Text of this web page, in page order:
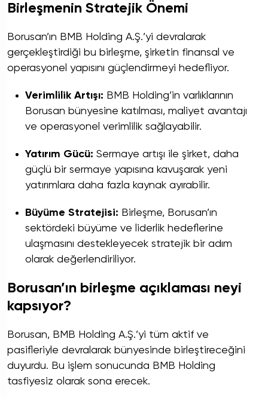
Birleşmenin Stratejik Önemi
Borusan’ın BMB Holding A.Ş.’yi devralarak
gerçekleştirdiği bu birleşme, şirketin finansal ve
operasyonel yapısını güçlendirmeyi hedefliyor.
Verimlilik Artışı: BMB Holding’in varlıklarının
Borusan bünyesine katılması, maliyet avantajı
ve operasyonel verimlilik sağlayabilir.
Yatırım Gücü: Sermaye artışı ile şirket, daha
güçlü bir sermaye yapısına kavuşarak yeni
yatırımlara daha fazla kaynak ayırabilir.
Büyüme Stratejisi: Birleşme, Borusan’ın
sektördeki büyüme ve liderlik hedeflerine
ulaşmasını destekleyecek stratejik bir adım
olarak değerlendiriliyor.
Borusan’ın birleşme açıklaması neyi
kapsıyor?
Borusan, BMB Holding A.Ş.’yi tüm aktif ve
pasifleriyle devralarak bünyesinde birleştireceğini
duyurdu. Bu işlem sonucunda BMB Holding
tasfiyesiz olarak sona erecek.